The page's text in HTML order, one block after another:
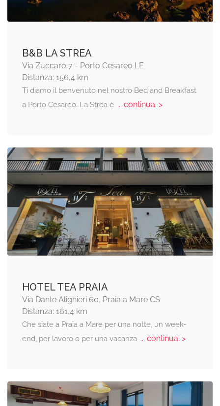
B&B LA STREA
Via Zuccaro 7 - Porto Cesareo LE
Distanza: 156,4 km
Ti diamo il benvenuto nel nostro Bed and Breakfast
a Porto Cesareo. La Strea è... continua: >
HOTEL TEA PRAIA
Via Dante Alighieri 60, Praia a Mare CS
Distanza: 161,4 km
Che siate a Praia a Mare per una notte, un week-
end, per lavoro o per una vacanza... continua: >